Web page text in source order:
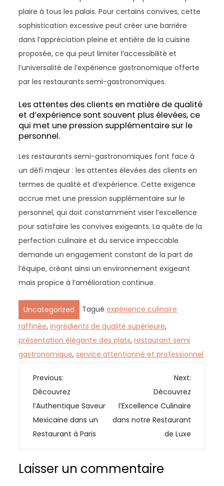
plaire à tous les palais. Pour certains convives, cette
sophistication excessive peut créer une barrière
dans l’appréciation pleine et entière de la cuisine
proposée, ce qui peut limiter l’accessibilité et
l’universalité de l’expérience gastronomique offerte
par les restaurants semi-gastronomiques.
Les attentes des clients en matière de qualité
et d’expérience sont souvent plus élevées, ce
qui met une pression supplémentaire sur le
personnel.
Les restaurants semi-gastronomiques font face à
un défi majeur : les attentes élevées des clients en
termes de qualité et d’expérience. Cette exigence
accrue met une pression supplémentaire sur le
personnel, qui doit constamment viser l’excellence
pour satisfaire les convives exigeants. La quête de la
perfection culinaire et du service impeccable
demande un engagement constant de la part de
l’équipe, créant ainsi un environnement exigeant
mais propice à l’amélioration continue.
Uncategorized Taguéexpérience culinaire
raffinée,ingrédients de qualité supérieure,
présentation élégante des plats,restaurant semi
gastronomique,service attentionné et professionnel
N
a
v
i
g
i
Previous:
Découvrez
l’Authentique Saveur
Mexicaine dans un
Restaurant à Paris
Next:
Découvrez
l’Excellence Culinaire
dans notre Restaurant
de Luxe
Laisser un commentaire